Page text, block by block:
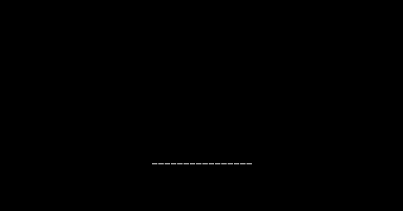
----------------